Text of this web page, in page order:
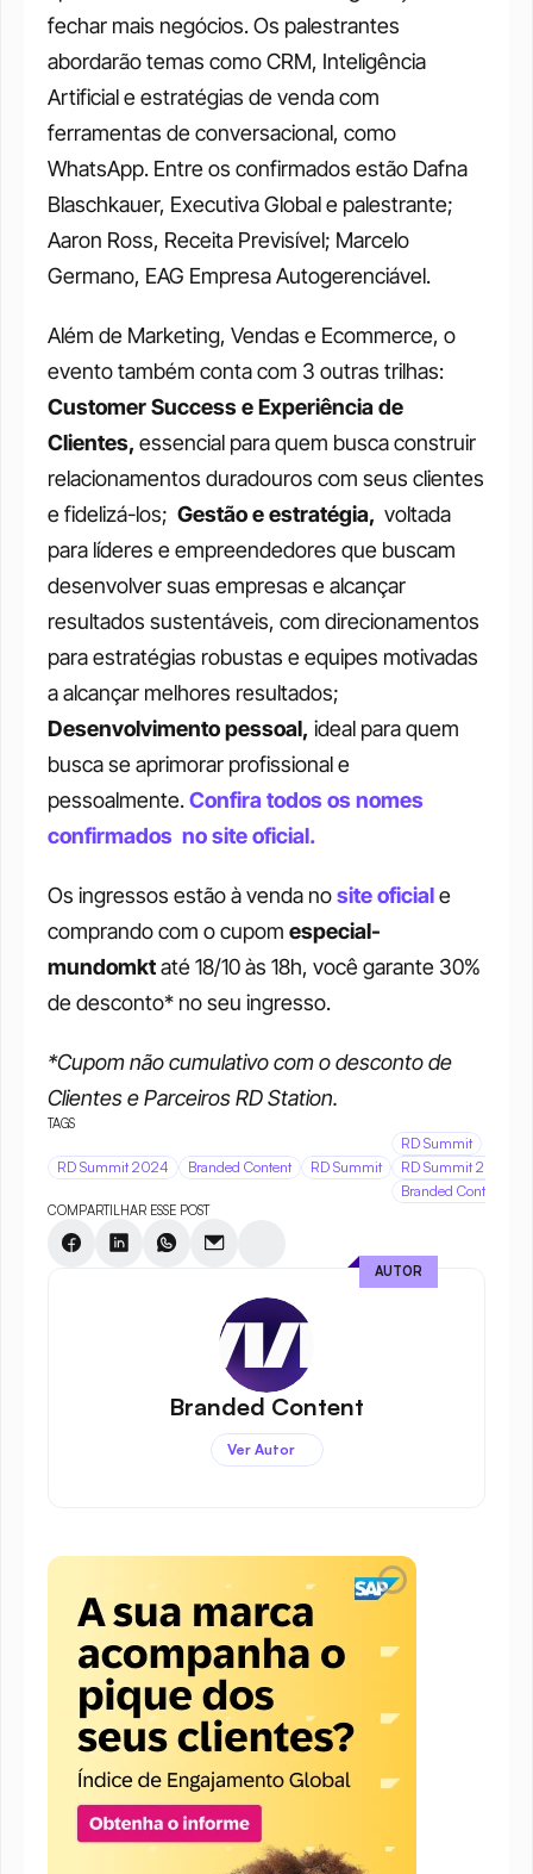
fechar mais negócios. Os palestrantes
abordarão temas como CRM, Inteligência
Artificial e estratégias de venda com
ferramentas de conversacional, como
WhatsApp. Entre os confirmados estão Dafna
Blaschkauer, Executiva Global e palestrante;
Aaron Ross, Receita Previsível; Marcelo
Germano, EAG Empresa Autogerenciável.
Além de Marketing, Vendas e Ecommerce, o
Customer Success e Experiência de
Clientes, essencial para quem busca construir
relacionamentos duradouros com seus clientes
e fidelizá-los; Gestão e estratégia, voltada
para líderes e empreendedores que buscam
desenvolver suas empresas e alcançar
resultados sustentáveis, com direcionamentos
para estratégias robustas e equipes motivadas
a alcançar melhores resultados;
Desenvolvimento pessoal, ideal para quem
busca se aprimorar profissional e
pessoalmente. Confira todos os nomes
confirmados  no site oficial.
Os ingressos estão à venda no site oficiale
comprando com o cupom especial-
mundomkt até 18/10 às 18h, você garante 30%
de desconto* no seu ingresso.
*Cupom não cumulativo com o desconto de
Clientes e Parceiros RD Station.
TAGS
RD Summit 2024 Branded Content RD Summit
RD Summit
RD Summit 2024
Branded Content
COMPARTILHAR ESSE POST
Branded Content
Ver Autor
AUTOR